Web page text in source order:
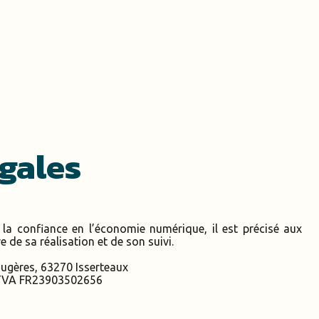
confiance en l’économie numérique, il est précisé aux
de sa réalisation et de son suivi.
63270 Isserteaux
FR23903502656